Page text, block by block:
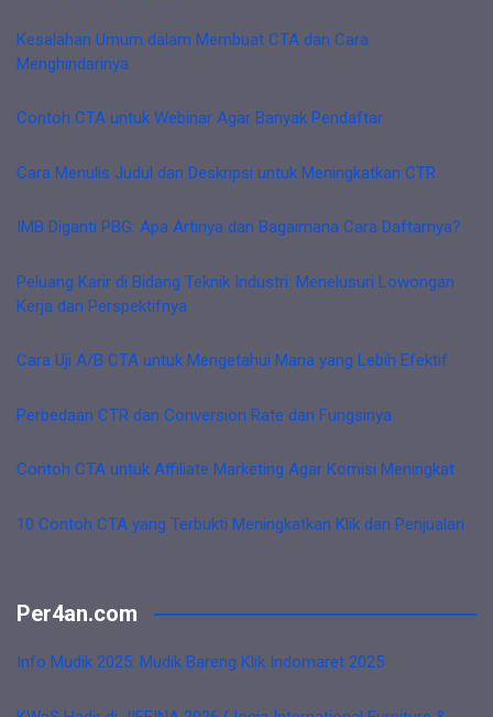
Kesalahan Umum dalam Membuat CTA dan Cara
Menghindarinya
Contoh CTA untuk Webinar Agar Banyak Pendaftar
Cara Menulis Judul dan Deskripsi untuk Meningkatkan CTR
IMB Diganti PBG: Apa Artinya dan Bagaimana Cara Daftarnya?
Peluang Karir di Bidang Teknik Industri: Menelusuri Lowongan
Kerja dan Perspektifnya
Cara Uji A/B CTA untuk Mengetahui Mana yang Lebih Efektif
Perbedaan CTR dan Conversion Rate dan Fungsinya
Contoh CTA untuk Affiliate Marketing Agar Komisi Meningkat
10 Contoh CTA yang Terbukti Meningkatkan Klik dan Penjualan
Per4an.com
Info Mudik 2025: Mudik Bareng Klik Indomaret 2025